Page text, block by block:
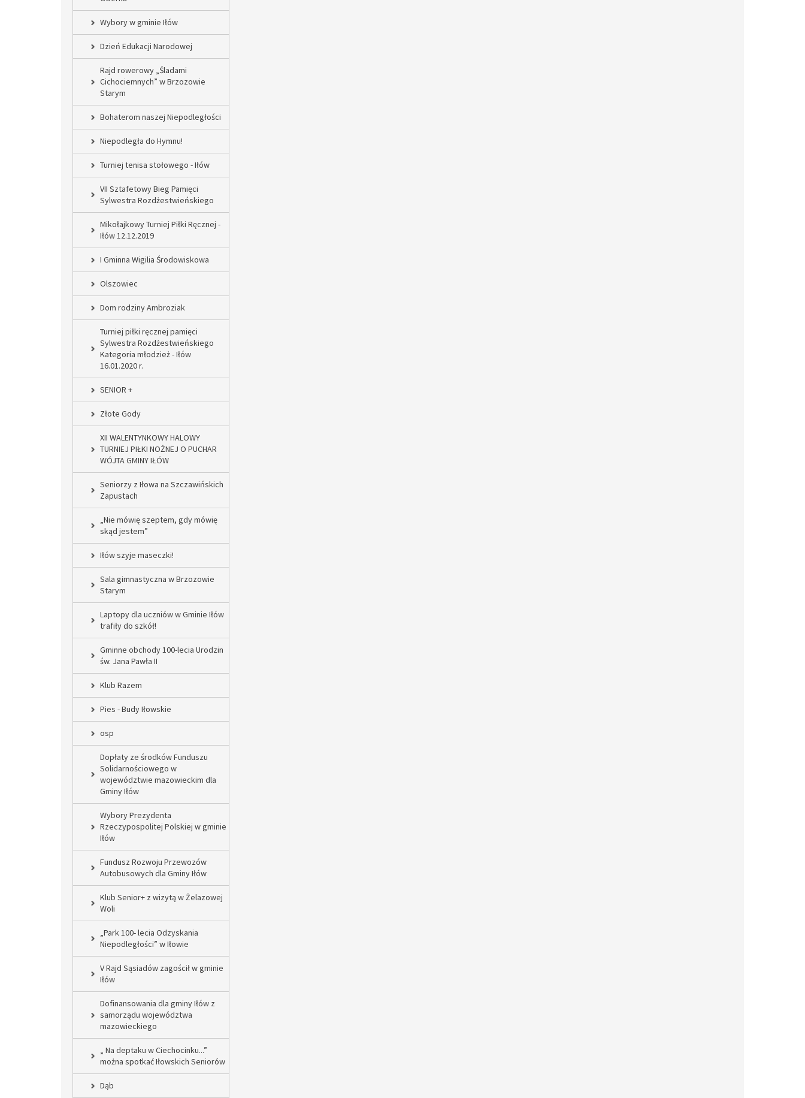
Wybory w gminie Iłów
Dzień Edukacji Narodowej
Rajd rowerowy „Śladami
Cichociemnych” w Brzozowie
Starym
Bohaterom naszej Niepodległości
Niepodległa do Hymnu!
Turniej tenisa stołowego - Iłów
VII Sztafetowy Bieg Pamięci
Sylwestra Rozdżestwieńskiego
Mikołajkowy Turniej Piłki Ręcznej -
Iłów 12.12.2019
I Gminna Wigilia Środowiskowa
Olszowiec
Dom rodziny Ambroziak
Turniej piłki ręcznej pamięci
Sylwestra Rozdżestwieńskiego
Kategoria młodzież - Iłów
16.01.2020 r.
SENIOR +
Złote Gody
XII WALENTYNKOWY HALOWY
TURNIEJ PIŁKI NOŻNEJ O PUCHAR
WÓJTA GMINY IŁÓW
Seniorzy z Iłowa na Szczawińskich
Zapustach
„Nie mówię szeptem, gdy mówię
skąd jestem”
Iłów szyje maseczki!
Sala gimnastyczna w Brzozowie
Starym
Laptopy dla uczniów w Gminie Iłów
trafiły do szkół!
Gminne obchody 100-lecia Urodzin
św. Jana Pawła II
Klub Razem
Pies - Budy Iłowskie
osp
Dopłaty ze środków Funduszu
Solidarnościowego w
województwie mazowieckim dla
Gminy Iłów
Wybory Prezydenta
Rzeczypospolitej Polskiej w gminie
Iłów
Fundusz Rozwoju Przewozów
Autobusowych dla Gminy Iłów
Klub Senior+ z wizytą w Żelazowej
Woli
„Park 100- lecia Odzyskania
Niepodległości” w Iłowie
V Rajd Sąsiadów zagościł w gminie
Iłów
Dofinansowania dla gminy Iłów z
samorządu województwa
mazowieckiego
„ Na deptaku w Ciechocinku...”
można spotkać Iłowskich Seniorów
Dąb